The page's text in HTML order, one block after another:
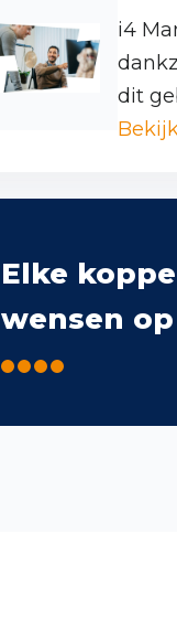
i4
dit
Elke
wensen